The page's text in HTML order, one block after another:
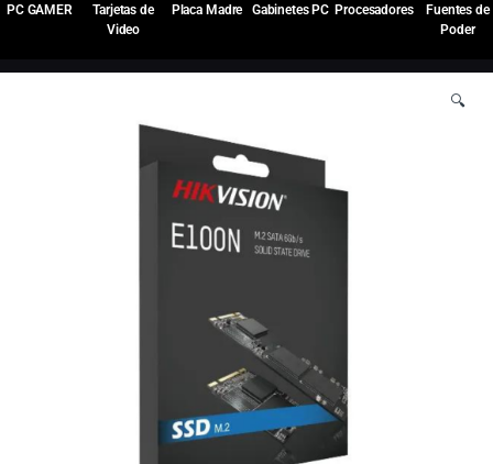
PC GAMER
Tarjetas de
Video
Placa Madre Gabinetes PC Procesadores
Fuentes de
Poder
🔍